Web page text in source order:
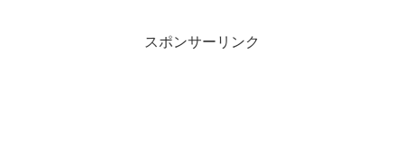
スポンサーリンク